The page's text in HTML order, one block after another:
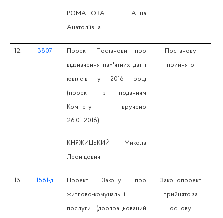
РОМАНОВА Анна
Анатоліївна
12. 3807 Проект Постанови про
відзначення пам'ятних дат і
ювілеїв у 2016 році
(проект з поданням
Комітету вручено
26.01.2016)
КНЯЖИЦЬКИЙ Микола
Леонідович
Постанову
прийнято
13. 1581-д Проект Закону про
житлово-комунальні
послуги (доопрацьований
Законопроект
прийнято за
основу